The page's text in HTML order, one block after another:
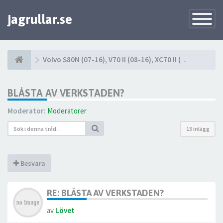
Toggle
jagrullar.se
Volvo S80N (07-16), V70 II (08-16), XC70 II (08-16)
BLÅSTA AV VERKSTADEN?
Moderator: Moderatorer
13 inlägg
Besvara
RE: BLÅSTA AV VERKSTADEN?
av Lövet